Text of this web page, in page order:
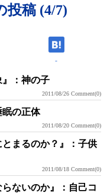
投稿 (4/7)
-
』：神の子
2011/08/26 Comment(0)
眠の正体
2011/08/20 Comment(0)
とまるのか？』：子供
2011/08/18 Comment(0)
ないのか』：自己コ